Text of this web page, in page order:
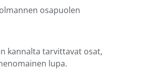
osapuolen
kannalta tarvittavat osat,
lupa.